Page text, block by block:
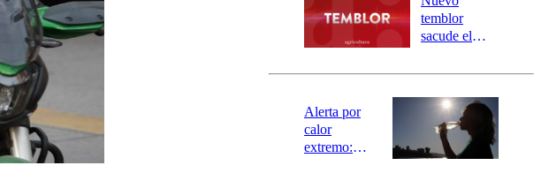
activa
mensajería
SAE
temblor
sacude el
revisa la
epicentro
Alerta por
calor
extremo: